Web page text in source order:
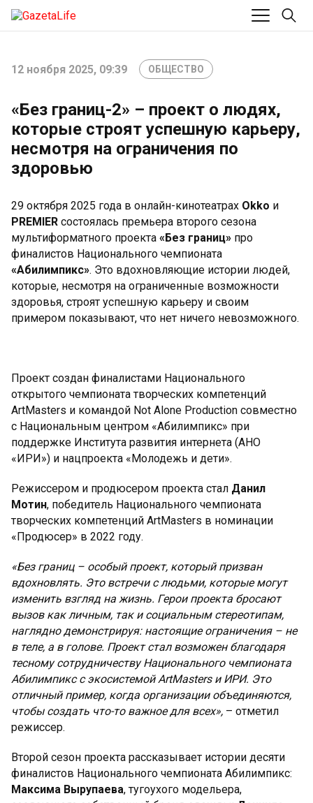
12 ноября 2025, 09:39 ОБЩЕСТВО
«Без границ-2» – проект о людях,
которые строят успешную карьеру,
несмотря на ограничения по
здоровью
29 октября 2025 года в онлайн-кинотеатрах Okko и
PREMIER состоялась премьера второго сезона
мультиформатного проекта «Без границ» про
финалистов Национального чемпионата
«Абилимпикс». Это вдохновляющие истории людей,
которые, несмотря на ограниченные возможности
здоровья, строят успешную карьеру и своим
примером показывают, что нет ничего невозможного.
Проект создан финалистами Национального
открытого чемпионата творческих компетенций
ArtMasters и командой Not Alone Production совместно
с Национальным центром «Абилимпикс» при
поддержке Института развития интернета (АНО
«ИРИ») и нацпроекта «Молодежь и дети».
Режиссером и продюсером проекта стал Данил
Мотин, победитель Национального чемпионата
творческих компетенций ArtMasters в номинации
«Продюсер» в 2022 году.
«Без границ – особый проект, который призван
вдохновлять. Это встречи с людьми, которые могут
изменить взгляд на жизнь. Герои проекта бросают
вызов как личным, так и социальным стереотипам,
наглядно демонстрируя: настоящие ограничения – не
в теле, а в голове. Проект стал возможен благодаря
тесному сотрудничеству Национального чемпионата
Абилимпикс с экосистемой ArtMasters и ИРИ. Это
отличный пример, когда организации объединяются,
чтобы создать что-то важное для всех», – отметил
режиссер.
Второй сезон проекта рассказывает истории десяти
финалистов Национального чемпионата Абилимпикс:
Максима Вырупаева, тугоухого модельера,